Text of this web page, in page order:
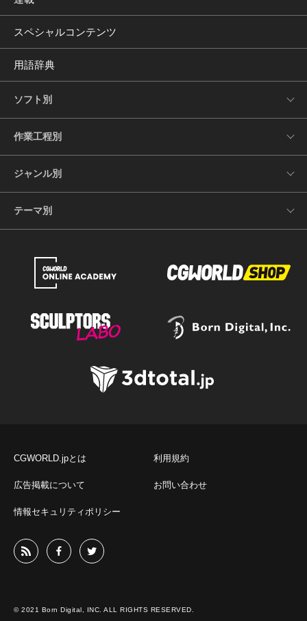
スペシャルコンテンツ
用語辞典
ソフト別
作業工程別
ジャンル別
テーマ別
CGWORLD.jpとは 利用規約
広告掲載について お問い合わせ
情報セキュリティポリシー
© 2021 Born Digital, INC. ALL RIGHTS RESERVED.